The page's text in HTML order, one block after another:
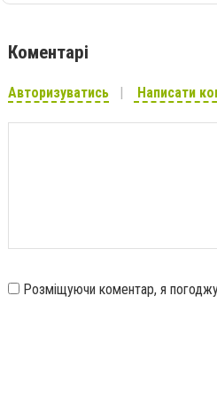
Коментарі
Авторизуватись Написати
Розміщуючи коментар, я